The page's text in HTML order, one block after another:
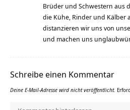
Brüder und Schwestern aus
die Kühe, Rinder und Kälber
distanzieren wir uns von
und machen uns
Schreibe einen Kommentar
Deine E-Mail-Adresse wird nicht veröffentlicht.